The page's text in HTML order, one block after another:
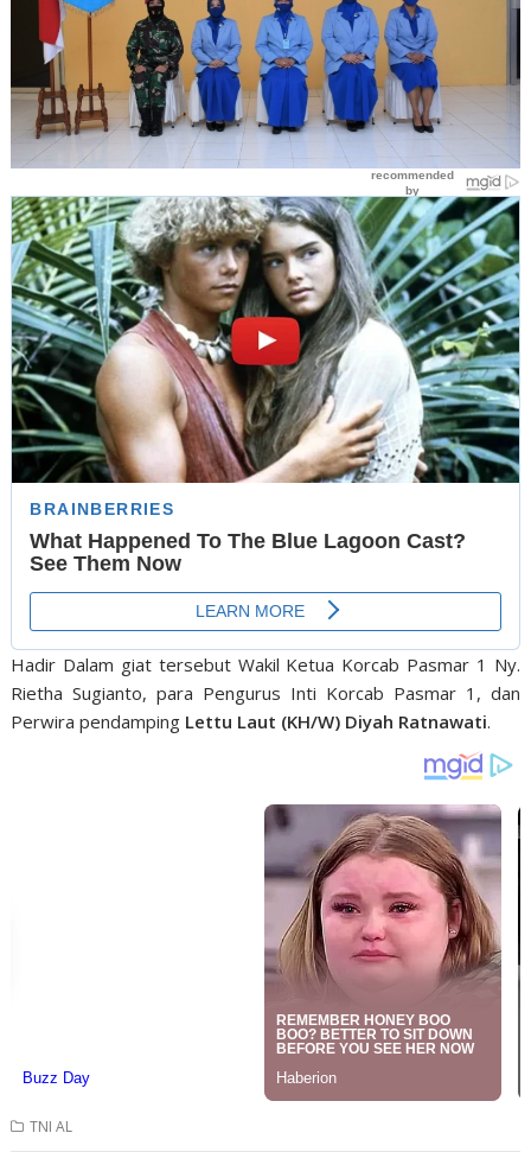
Hadir Dalam giat tersebut Wakil Ketua Korcab Pasmar 1 Ny.
Rietha Sugianto, para Pengurus Inti Korcab Pasmar 1, dan
Perwira pendamping Lettu Laut (KH/W) Diyah Ratnawati.
TNI AL